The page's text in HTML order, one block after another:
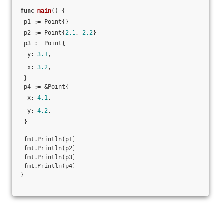
func main()
{
p1 := Point{}
p2 := Point{2.1, 2.2}
p3 := Point{
y: 3.1,
x: 3.2,
}
p4 := &Point{
x: 4.1,
y: 4.2,
}
fmt.Println(p1)
fmt.Println(p2)
fmt.Println(p3)
fmt.Println(p4)
}